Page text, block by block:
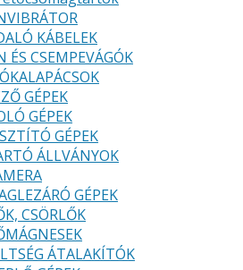
KÁBELEK
ÉS CSEMPEVÁGÓK
GÉPEK
GÉPEK
GÉPEK
ÁLLVÁNYOK
GÉPEK
CSÖRLŐK
ÁTALAKÍTÓK